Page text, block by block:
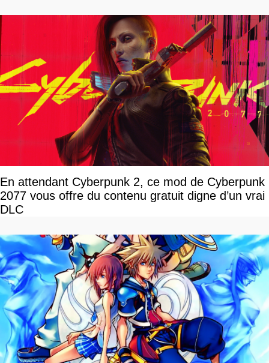
En attendant Cyberpunk 2, ce mod de Cyberpunk
2077 vous offre du contenu gratuit digne d’un vrai
DLC